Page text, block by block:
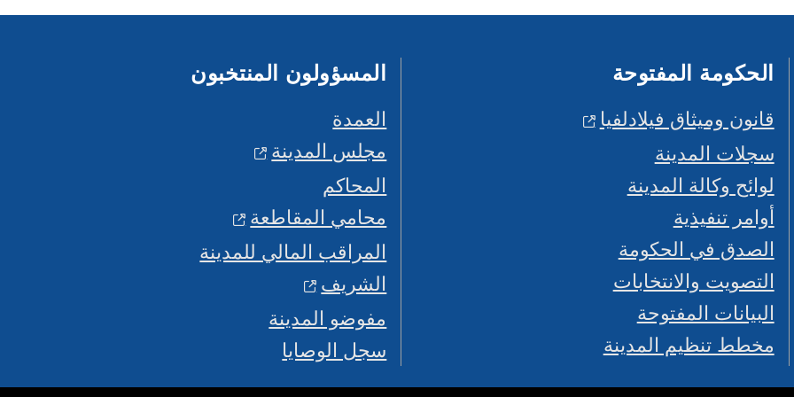
المسؤولون المنتخبون
العمدة
مجلس المدينة
المحاكم
محامي المقاطعة
المراقب المالي للمدينة
الشريف
مفوضو المدينة
سجل الوصايا
الحكومة المفتوحة
قانون وميثاق فيلادلفيا
سجلات المدينة
لوائح وكالة المدينة
أوامر تنفيذية
الصدق في الحكومة
التصويت والانتخابات
البيانات المفتوحة
مخطط تنظيم المدينة